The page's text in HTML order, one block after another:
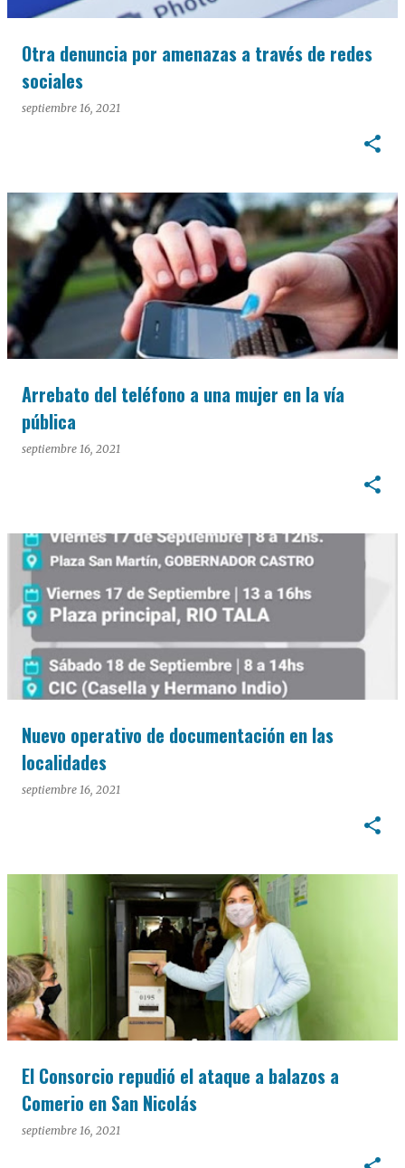
Otra denuncia por amenazas a través de redes
sociales
septiembre 16, 2021
Arrebato del teléfono a una mujer en la vía
pública
septiembre 16, 2021
Nuevo operativo de documentación en las
localidades
septiembre 16, 2021
El Consorcio repudió el ataque a balazos a
Comerio en San Nicolás
septiembre 16, 2021